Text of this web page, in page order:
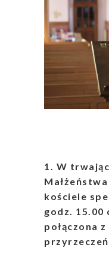
1. W
kościele
godz. 15.00
połączona